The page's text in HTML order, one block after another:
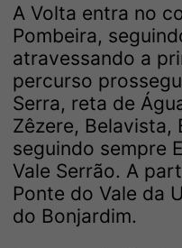
A Volta entra no
Pombeira,
atravessando a
percurso
Serra, reta de
Zêzere, Belavista,
seguindo sempre
Vale Serrão. A
Ponte do Vale da
do Bonjardim.